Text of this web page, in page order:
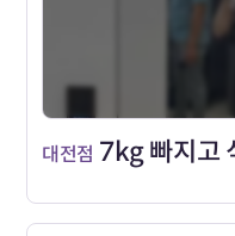
대전점 7kg 빠지고